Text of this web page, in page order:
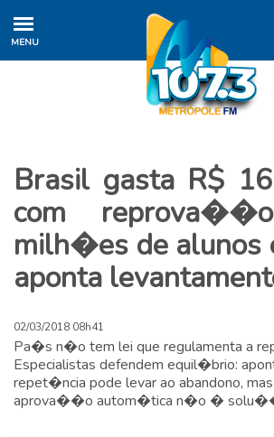
MENU
Brasil gasta R$
com
milh�es de alunos
aponta
02/03/2018 08h41
Pa�s n�o tem lei que regulamenta a
Especialistas defendem equil�brio:
repet�ncia pode levar ao abandono,
aprova��o autom�tica n�o �